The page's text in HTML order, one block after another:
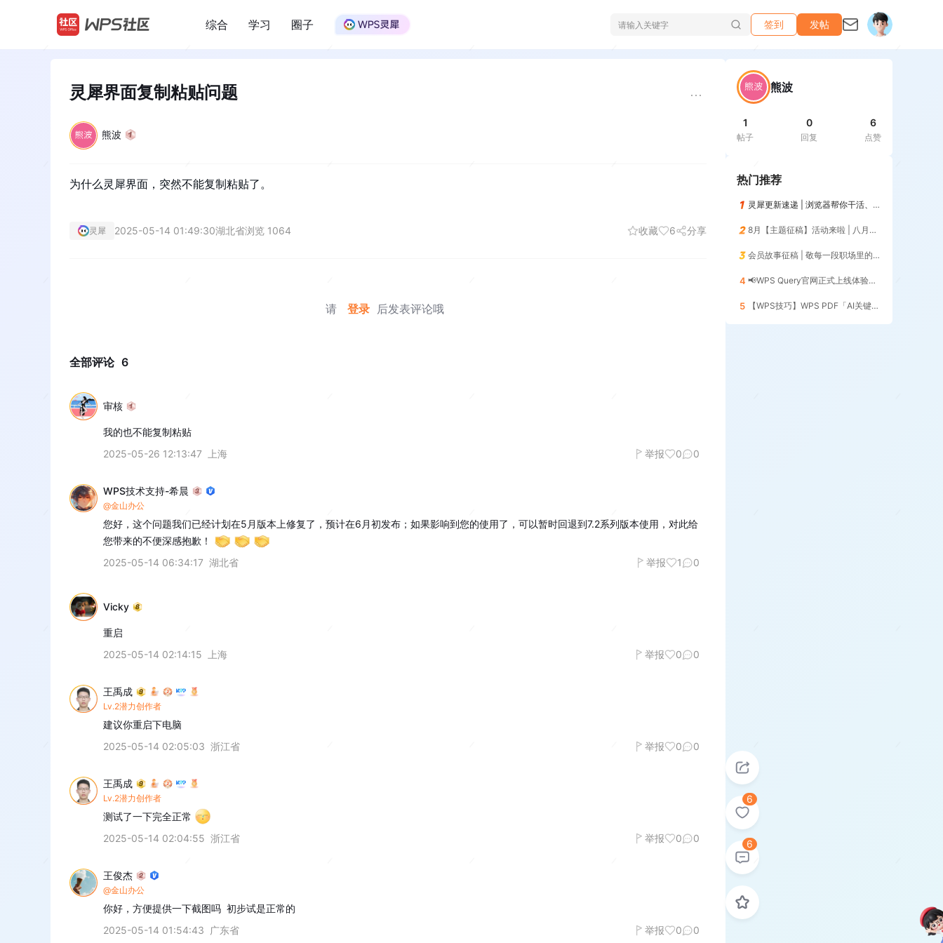
/
综合 学习 圈子 签到 发帖
灵犀界面复制粘贴问题
熊波
为什么灵犀界面，突然不能复制粘贴了。
灵犀 2025-05-14 01:49:30湖北省浏览 1064 收藏 6 分享
6
6
请 登录 后发表评论哦
全部评论 6
审核
我的也不能复制粘贴
2025-05-26 12:13:47
上海 举报 0 0
WPS技术支持-希晨
@金山办公
您好，这个问题我们已经计划在5月版本上修复了，预计在6月初发布；如果影响到您的使用了，可以暂时回退到7.2系列版本使用，对此给
您带来的不便深感抱歉！
2025-05-14 06:34:17 湖北省 举报 1 0
Vicky
重启
2025-05-14 02:14:15
上海 举报 0 0
王禹成
Lv.2潜力创作者
建议你重启下电脑
2025-05-14 02:05:03 浙江省 举报 0 0
王禹成
Lv.2潜力创作者
测试了一下完全正常
2025-05-14 02:04:55 浙江省 举报 0 0
王俊杰
@金山办公
你好，方便提供一下截图吗  初步试是正常的
2025-05-14 01:54:43
广东省 举报 0 0
熊波
1
帖子
0
回复
6
点赞
热门推荐
灵犀更新速递 | 浏览器帮你干活、记住你的习惯，越用越懂你😎
8月【主题征稿】活动来啦 | 八月AI人，探索AI的无限可能！
会员故事征稿 | 敬每一段职场里的「最佳搭档」
4 📢WPS Query官网正式上线体验📢 | 暨第12期零基础入门（添加列）
5 【WPS技巧】WPS PDF「AI关键信息」一键提取核心数据